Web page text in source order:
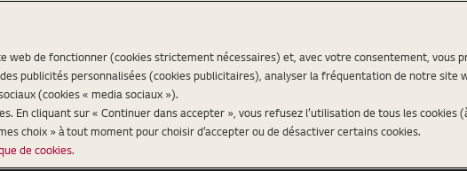
web de fonctionner (cookies strictement nécessaires) et, avec votre consentement, vous
publicités personnalisées (cookies publicitaires), analyser la fréquentation de notre site
(cookies « media sociaux »).
En cliquant sur « Continuer dans accepter », vous refusez l’utilisation de tous les cookies
choix » à tout moment pour choisir d’accepter ou de désactiver certains cookies.
de cookies.